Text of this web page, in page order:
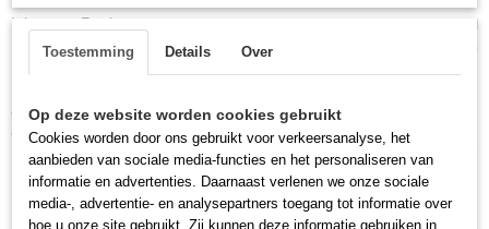
Inloggen Registreren
Home >Overig>Elektra / Kabels>Vol rubberen trafo, West
Elettric, 230 volt, 16 A, 3 polig
Toestemming Details Over
Op deze website worden cookies gebruikt
Cookies worden door ons gebruikt voor verkeersanalyse, het
aanbieden van sociale media-functies en het personaliseren van
informatie en advertenties. Daarnaast verlenen we onze sociale
media-, advertentie- en analysepartners toegang tot informatie over
hoe u onze site gebruikt. Zij kunnen deze informatie gebruiken in